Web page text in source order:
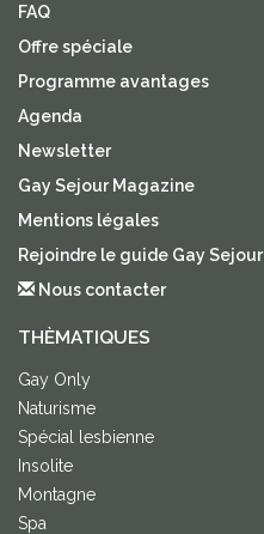
FAQ
Offre spéciale
Programme avantages
Agenda
Newsletter
Gay Sejour Magazine
Mentions légales
Rejoindre le guide Gay Sejour
Nous contacter
THÈMATIQUES
Gay Only
Naturisme
Spécial lesbienne
Insolite
Montagne
Spa